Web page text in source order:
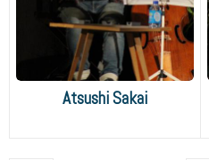
Atsushi Sakai